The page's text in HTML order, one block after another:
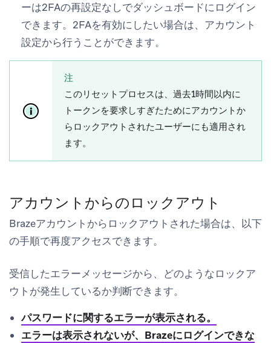
ーは2FAの再設定なしでダッシュボードにログイン
できます。2FAを有効にしたい場合は、アカウント
設定から行うことができます。
注
このリセットプロセスは、過去1時間以内に
トークンを要求しすぎたためにアカウントか
らロックアウトされたユーザーにも適用され
ます。
アカウントからのロックアウト
Brazeアカウントからロックアウトされた場合は、以下
の手順で再度アクセスできます。
受信したエラーメッセージから、どのようなロックア
ウトが発生しているか判断できます。
パスワードに関するエラーが表示される。
エラーは表示されないが、Brazeにログインできな